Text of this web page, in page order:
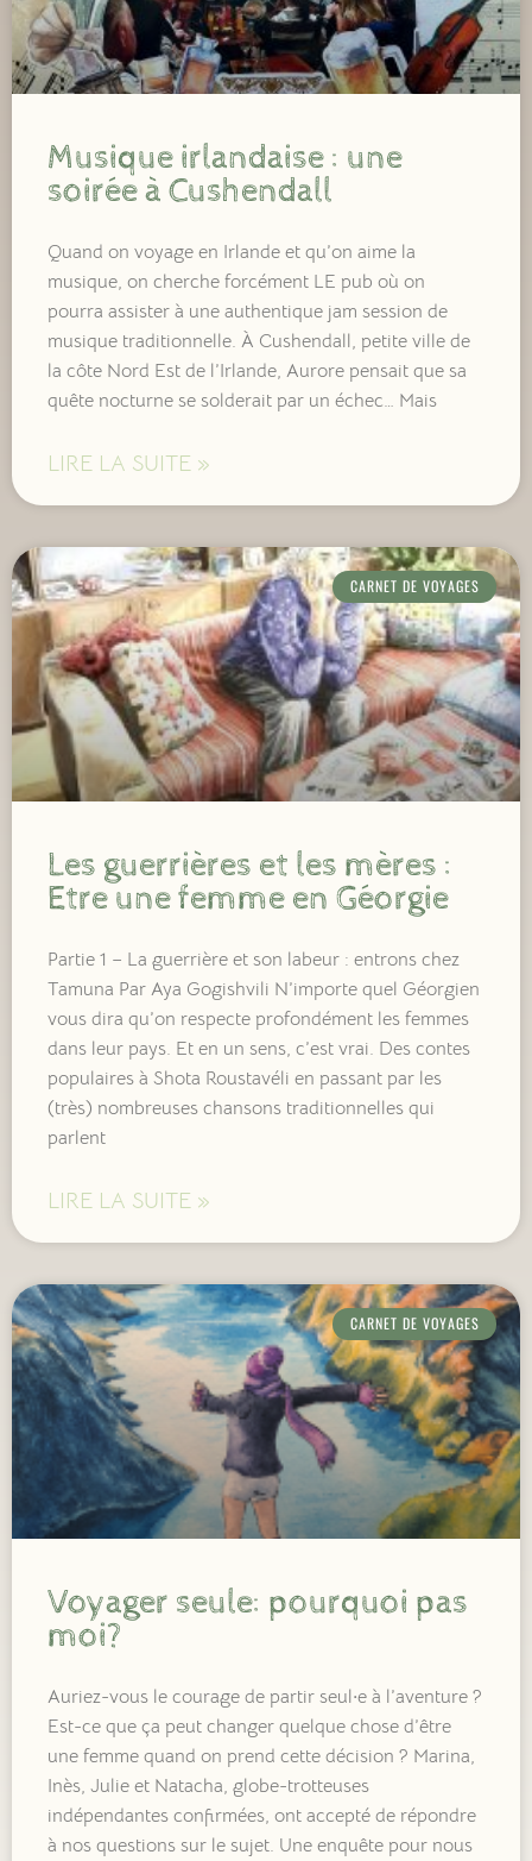
Musique irlandaise : une
soirée à Cushendall
Quand on voyage en Irlande et qu’on aime la
musique, on cherche forcément LE pub où on
pourra assister à une authentique jam session de
musique traditionnelle. À Cushendall, petite ville de
la côte Nord Est de l’Irlande, Aurore pensait que sa
quête nocturne se solderait par un échec… Mais
LIRE LA SUITE »
CARNET DE VOYAGES
Les guerrières et les mères :
Etre une femme en Géorgie
Partie 1 – La guerrière et son labeur : entrons chez
Tamuna Par Aya Gogishvili N’importe quel Géorgien
vous dira qu’on respecte profondément les femmes
dans leur pays. Et en un sens, c’est vrai. Des contes
populaires à Shota Roustavéli en passant par les
(très) nombreuses chansons traditionnelles qui
parlent
LIRE LA SUITE »
CARNET DE VOYAGES
Voyager seule: pourquoi pas
moi?
Auriez-vous le courage de partir seul·e à l’aventure ?
Est-ce que ça peut changer quelque chose d’être
une femme quand on prend cette décision ? Marina,
Inès, Julie et Natacha, globe-trotteuses
indépendantes confirmées, ont accepté de répondre
à nos questions sur le sujet. Une enquête pour nous